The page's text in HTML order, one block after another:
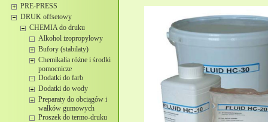
PRE-PRESS
DRUK offsetowy
CHEMIA do druku
Alkohol izopropylowy
Bufory (stabilaty)
Chemikalia różne i środki
pomocnicze
Dodatki do farb
Dodatki do wody
Preparaty do obciągów i
wałków gumowych
Proszek do termo-druku